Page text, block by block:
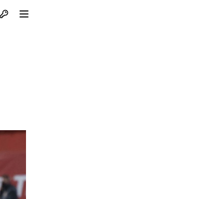
Otvori profil